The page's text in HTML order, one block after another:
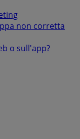
non corretta
o sull'app?